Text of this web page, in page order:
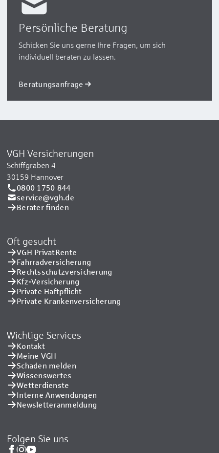
Persönliche Beratung
Schicken Sie uns gerne Ihre Fragen, um sich
individuell beraten zu lassen.
Beratungsanfrage
VGH Versicherungen
Schiffgraben 4
30159 Hannover
0800 1750 844
service@vgh.de
Berater finden
Oft gesucht
VGH PrivatRente
Fahrradversicherung
Rechtsschutzversicherung
Kfz-Versicherung
Private Haftpflicht
Private Kranken­versicherung
Wichtige Services
Kontakt
Meine VGH
Schaden melden
Wissenswertes
Wetterdienste
Interne Anwendungen
Newsletteranmeldung
Folgen Sie uns